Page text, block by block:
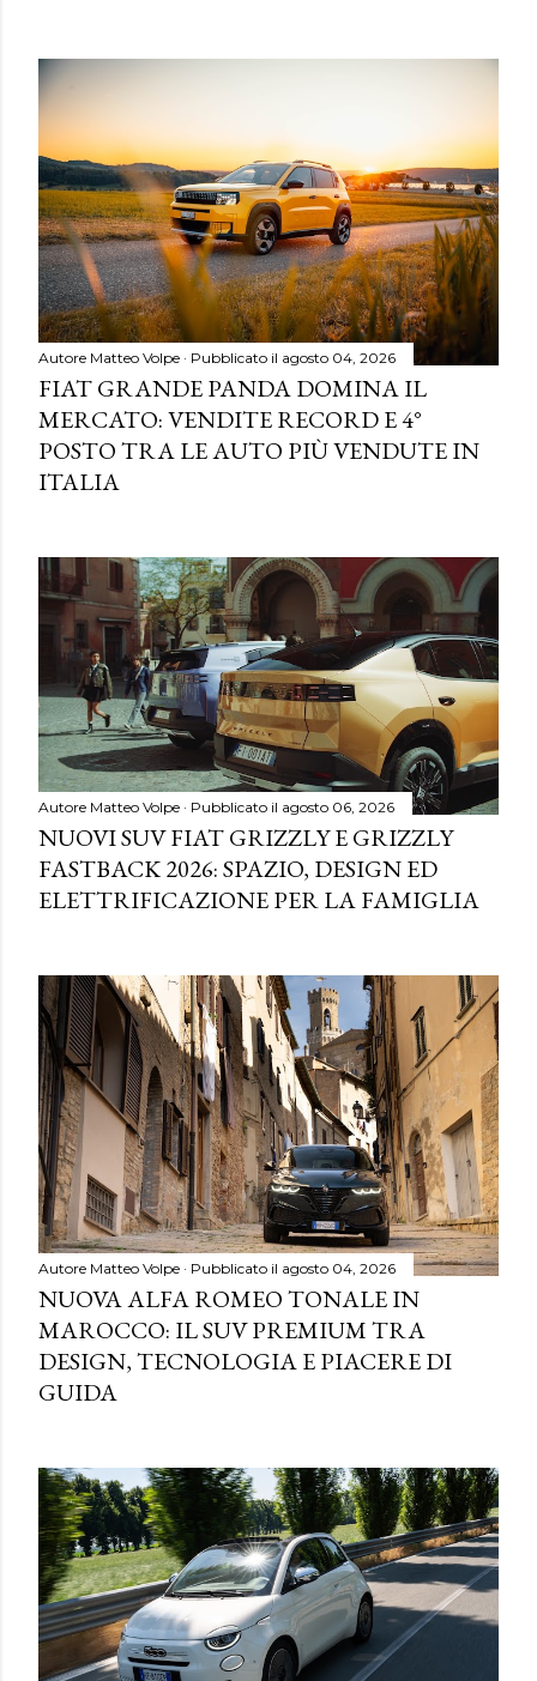
Autore Matteo Volpe Pubblicato il agosto 04, 2026
FIAT GRANDE PANDA DOMINA IL
MERCATO: VENDITE RECORD E 4°
POSTO TRA LE AUTO PIÙ VENDUTE IN
ITALIA
Autore Matteo Volpe Pubblicato il agosto 06, 2026
NUOVI SUV FIAT GRIZZLY E GRIZZLY
FASTBACK 2026: SPAZIO, DESIGN ED
ELETTRIFICAZIONE PER LA FAMIGLIA
Autore Matteo Volpe Pubblicato il agosto 04, 2026
NUOVA ALFA ROMEO TONALE IN
MAROCCO: IL SUV PREMIUM TRA
DESIGN, TECNOLOGIA E PIACERE DI
GUIDA